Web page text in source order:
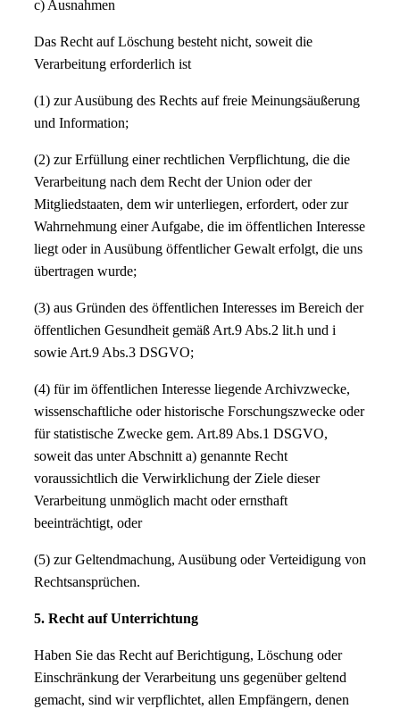
c) Ausnahmen
Das Recht auf Löschung besteht nicht, soweit die
Verarbeitung erforderlich ist
(1) zur Ausübung des Rechts auf freie Meinungsäußerung
und Information;
(2) zur Erfüllung einer rechtlichen Verpflichtung, die die
Verarbeitung nach dem Recht der Union oder der
Mitgliedstaaten, dem wir unterliegen, erfordert, oder zur
Wahrnehmung einer Aufgabe, die im öffentlichen Interesse
liegt oder in Ausübung öffentlicher Gewalt erfolgt, die uns
übertragen wurde;
(3) aus Gründen des öffentlichen Interesses im Bereich der
öffentlichen Gesundheit gemäß Art.9 Abs.2 lit.h und i
sowie Art.9 Abs.3 DSGVO;
(4) für im öffentlichen Interesse liegende Archivzwecke,
wissenschaftliche oder historische Forschungszwecke oder
für statistische Zwecke gem. Art.89 Abs.1 DSGVO,
soweit das unter Abschnitt a) genannte Recht
voraussichtlich die Verwirklichung der Ziele dieser
Verarbeitung unmöglich macht oder ernsthaft
beeinträchtigt, oder
(5) zur Geltendmachung, Ausübung oder Verteidigung von
Rechtsansprüchen.
5. Recht auf Unterrichtung
Haben Sie das Recht auf Berichtigung, Löschung oder
Einschränkung der Verarbeitung uns gegenüber geltend
gemacht, sind wir verpflichtet, allen Empfängern, denen